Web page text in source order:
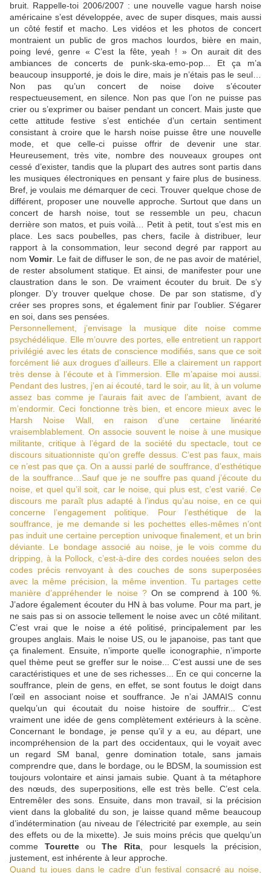
bruit. Rappelle-toi 2006/2007 : une nouvelle vague harsh noise
américaine s’est développée, avec de super disques, mais aussi
un côté festif et macho. Les vidéos et les photos de concert
montraient un public de gros machos lourdos, bière en main,
poing levé, genre « C’est la fête, yeah ! » On aurait dit des
ambiances de concerts de punk-ska-emo-pop... Et ça m’a
beaucoup insupporté, je dois le dire, mais je n’étais pas le seul…
Non pas qu’un concert de noise doive s’écouter
respectueusement, en silence. Non pas que l’on ne puisse pas
crier ou s’exprimer ou baiser pendant un concert. Mais juste que
cette attitude festive s’est entichée d’un certain sentiment
consistant à croire que le harsh noise puisse être une nouvelle
mode, et que celle-ci puisse offrir de devenir une star.
Heureusement, très vite, nombre des nouveaux groupes ont
cessé d’exister, tandis que la plupart des autres sont partis dans
les musiques électroniques en pensant y faire plus de business.
Bref, je voulais me démarquer de ceci. Trouver quelque chose de
différent, proposer une nouvelle approche. Surtout que dans un
concert de harsh noise, tout se ressemble un peu, chacun
derrière son matos, et puis voilà… Petit à petit, tout s’est mis en
place. Les sacs poubelles, pas chers, facile à distribuer, leur
rapport à la consommation, leur second degré par rapport au
nomVomir. Le fait de diffuser le son, de ne pas avoir de matériel,
de rester absolument statique. Et ainsi, de manifester pour une
claustration dans le son. De vraiment écouter du bruit. De s’y
plonger. D’y trouver quelque chose. De par son statisme, d’y
créer ses propres sons, et également finir par l’oublier. S’égarer
en soi, dans ses pensées.
Personnellement, j’envisage la musique dite noise comme
psychédélique. Elle m’ouvre des portes, elle entretient un rapport
privilégié avec les états de conscience modifiés, sans que ce soit
forcément lié aux drogues d’ailleurs. Elle a clairement un rapport
très dense à l’écoute et à l’immersion. Elle m’apaise moi aussi.
Pendant des lustres, j’en ai écouté, tard le soir, au lit, à un volume
assez bas comme je l’aurais fait avec de l’ambient, avant de
m’endormir. Ceci fonctionne très bien, et encore mieux avec le
Harsh Noise Wall, en raison d’une certaine linéarité
vraisemblablement. On associe souvent le noise à une musique
militante, critique à l’égard de la société du spectacle, tout ce
discours situationniste qu’on greffe dessus. C’est pas faux, mais
ce n’est pas que ça. On a aussi parlé de souffrance, d’esthétique
de la souffrance…Sauf que je ne souffre pas quand j’écoute du
noise, et quel qu’il soit, car le noise, qui plus est, c’est varié. Ce
discours me paraît plus adapté à l’indus qu’au noise, en ce qui
concerne l’engagement politique. Pour l’esthétique de la
souffrance, je me demande si les pochettes elles-mêmes n’ont
pas induit une certaine perception univoque finalement, et un brin
déviante. Le bondage associé au noise, je le vois comme du
dripping, à la Pollock, c’est-à-dire des cordes nouées selon des
codes précis renvoyant à des couches de sons superposées
avec la même précision, la même invention. Tu partages cette
manière d’appréhender le noise ? On se comprend à 100 %.
J’adore également écouter du HN à bas volume. Pour ma part, je
ne sais pas si on associe tellement le noise avec un côté militant.
C’est vrai que le noise a été politisé, principalement par les
groupes anglais. Mais le noise US, ou le japanoise, pas tant que
ça finalement. Ensuite, n’importe quelle iconographie, n’importe
quel thème peut se greffer sur le noise... C’est aussi une de ses
caractéristiques et une de ses richesses... En ce qui concerne la
souffrance, plein de gens, en effet, se sont foutus le doigt dans
l’œil en associant noise et souffrance. Je n’ai JAMAIS connu
quelqu’un qui écoutait du noise histoire de souffrir... C’est
vraiment une idée de gens complètement extérieurs à la scène.
Concernant le bondage, je pense qu’il y a eu, au départ, une
incompréhension de la part des occidentaux, qui le voyait avec
un regard SM banal, genre domination totale, sans jamais
comprendre que, dans le bordage, ou le BDSM, la soumission est
toujours volontaire et ainsi jamais subie. Quant à ta métaphore
des nœuds, des superpositions, elle est très belle. C’est cela.
Entremêler des sons. Ensuite, dans mon travail, si la précision
vient dans la globalité du son, je laisse quand même beaucoup
d’indétermination (au niveau de l’électricité par exemple, au sein
des effets ou de la mixette). Je suis moins précis que quelqu’un
comme TouretteouThe Rita , pour lesquels la précision,
justement, est inhérente à leur approche.
Quand tu joues dans le cadre d'un festival consacré au noise,